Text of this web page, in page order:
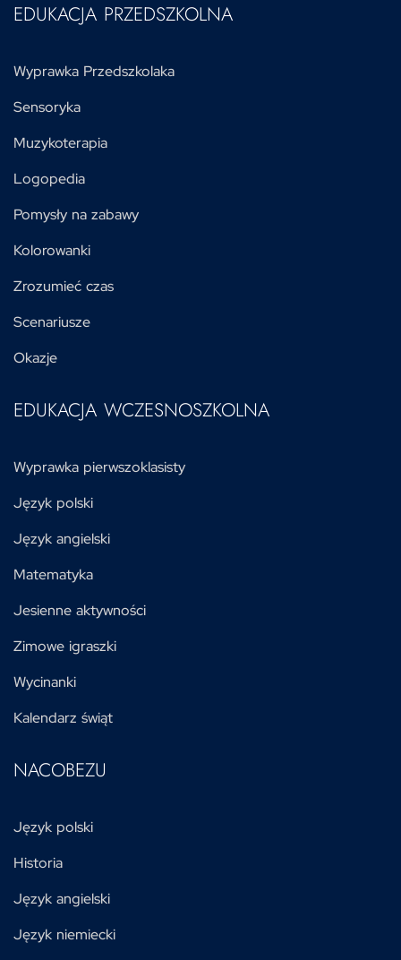
EDUKACJA PRZEDSZKOLNA
Wyprawka Przedszkolaka
Sensoryka
Muzykoterapia
Logopedia
Pomysły na zabawy
Kolorowanki
Zrozumieć czas
Scenariusze
Okazje
EDUKACJA WCZESNOSZKOLNA
Wyprawka pierwszoklasisty
Język polski
Język angielski
Matematyka
Jesienne aktywności
Zimowe igraszki
Wycinanki
Kalendarz świąt
NACOBEZU
Język polski
Historia
Język angielski
Język niemiecki